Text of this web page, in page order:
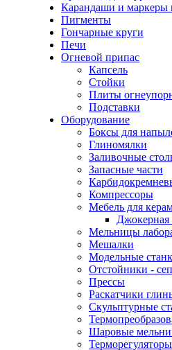
Карандаши и маркеры
Пигменты
Гончарные круги
Печи
Огневой припас
Капсель
Стойки
Плиты
Подставки
Оборудование
Боксы для
Глиномялки
Заливочные
Запасные части
Компрессоры
Мебель для
Джокерная
Мельницы
Мешалки
Модельные
Отстойники -
Прессы
Раскатчики
Скульптурные
Шаровые
Терморегуляторы